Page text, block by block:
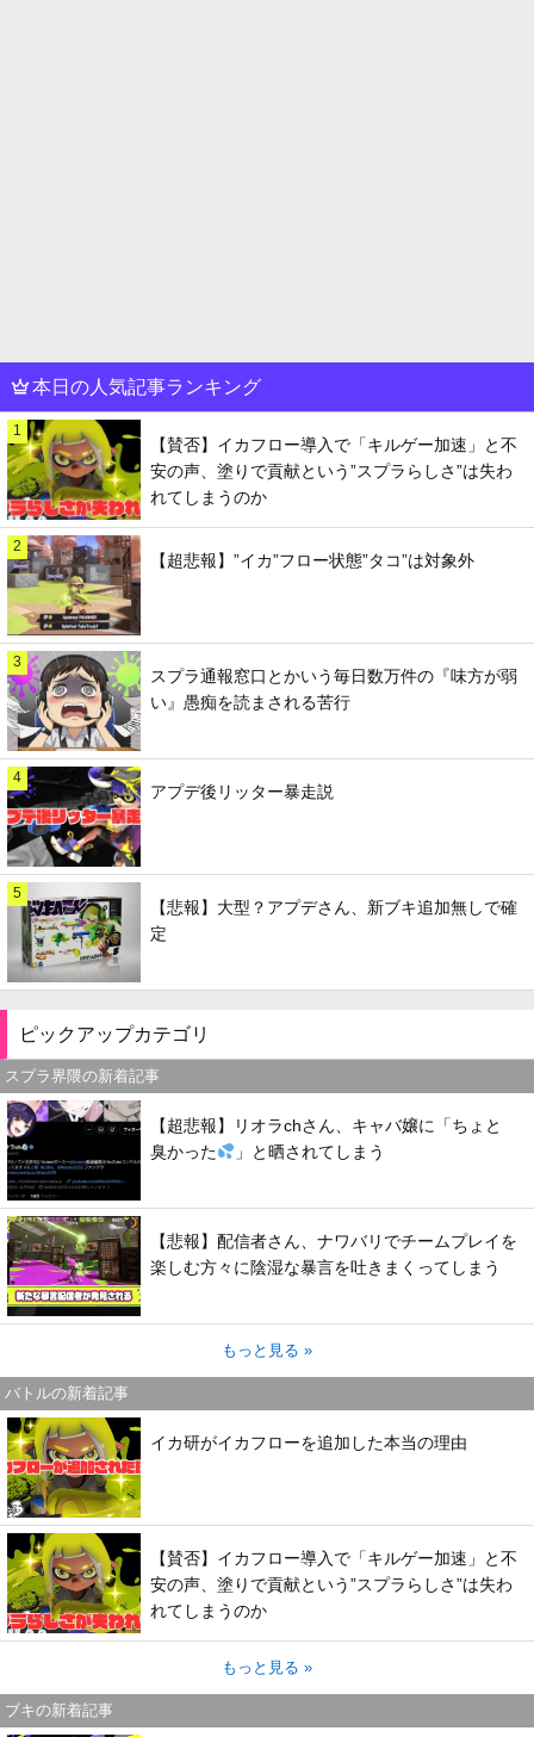
本日の人気記事ランキング
1
【賛否】イカフロー導入で「キルゲー加速」と不
安の声、塗りで貢献という”スプラらしさ”は失わ
れてしまうのか
2
【超悲報】”イカ”フロー状態”タコ”は対象外
3
スプラ通報窓口とかいう毎日数万件の『味方が弱
い』愚痴を読まされる苦行
4
アプデ後リッター暴走説
5
【悲報】大型？アプデさん、新ブキ追加無しで確
定
ピックアップカテゴリ
スプラ界隈の新着記事
【超悲報】リオラchさん、キャバ嬢に「ちょと
臭かった
」と晒されてしまう
【悲報】配信者さん、ナワバリでチームプレイを
楽しむ方々に陰湿な暴言を吐きまくってしまう
もっと見る »
バトルの新着記事
イカ研がイカフローを追加した本当の理由
【賛否】イカフロー導入で「キルゲー加速」と不
安の声、塗りで貢献という”スプラらしさ”は失わ
れてしまうのか
もっと見る »
ブキの新着記事